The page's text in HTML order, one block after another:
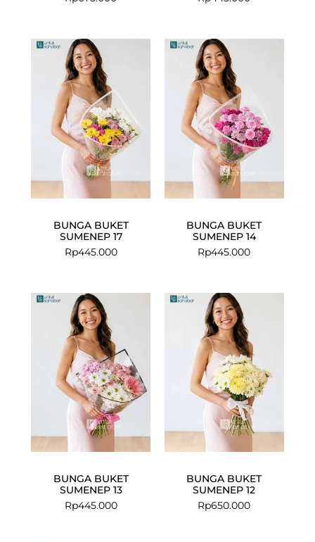
BUNGA BUKET
SUMENEP 17
Rp445.000
BUNGA BUKET
SUMENEP 14
Rp445.000
BUNGA BUKET
SUMENEP 13
Rp445.000
BUNGA BUKET
SUMENEP 12
Rp650.000